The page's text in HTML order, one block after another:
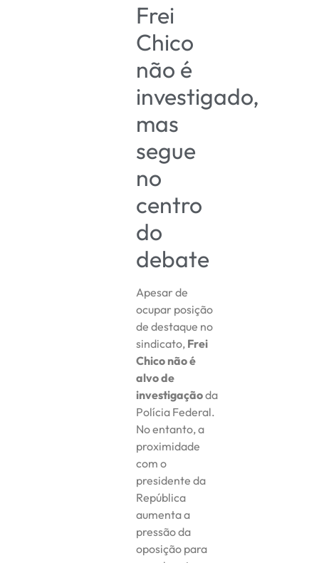
Frei
Chico
não é
investigado,
mas
segue
no
centro
do
debate
Apesar de
ocupar posição
de destaque no
sindicato, Frei
Chico não é
alvo de
investigaçãoda
Polícia Federal.
No entanto, a
proximidade
com o
presidente da
República
aumenta a
pressão da
oposição para